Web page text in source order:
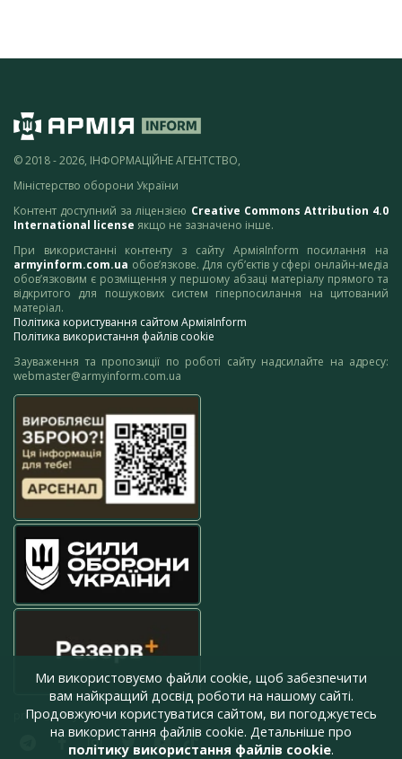
© 2018 - 2026, ІНФОРМАЦІЙНЕ АГЕНТСТВО,
Міністерство оборони України
Контент доступний за ліцензією Creative Commons Attribution 4.0
International license якщо не зазначено інше.
При використанні контенту з сайту АрміяInform посилання на
armyinform.com.ua обов’язкове. Для суб’єктів у сфері онлайн-медіа
обов’язковим є розміщення у першому абзаці матеріалу прямого та
відкритого для пошукових систем гіперпосилання на цитований
матеріал.
Політика користування сайтом АрміяInform
Політика використання файлів cookie
Зауваження та пропозиції по роботі сайту надсилайте на адресу:
webmaster@armyinform.com.ua
press@armyinform.com.ua
Ми використовуємо файли cookie, щоб забезпечити
вам найкращий досвід роботи на нашому сайті.
Продовжуючи користуватися сайтом, ви погоджуєтесь
на використання файлів cookie. Детальніше про
політику використання файлів cookie.